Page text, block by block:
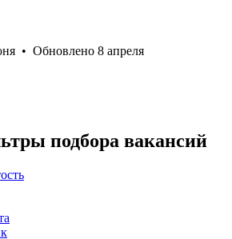
• Обновлено 8 апреля
подбора вакансий